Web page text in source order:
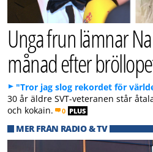
Unga frun lämnar
månad efter
"Tror jag slog rekordet för
30 år äldre SVT-veteranen står
och kokain.
0 PLUS
MER FRÅN RADIO & TV